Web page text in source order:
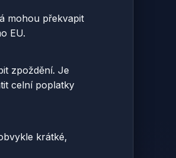
mohou překvapit
EU.
zpoždění. Je
celní poplatky
krátké,